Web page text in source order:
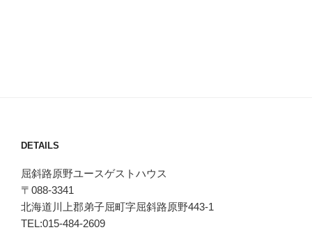
DETAILS
屈斜路原野ユースゲストハウス
〒088-3341
北海道川上郡弟子屈町字屈斜路原野443-1
TEL:015-484-2609